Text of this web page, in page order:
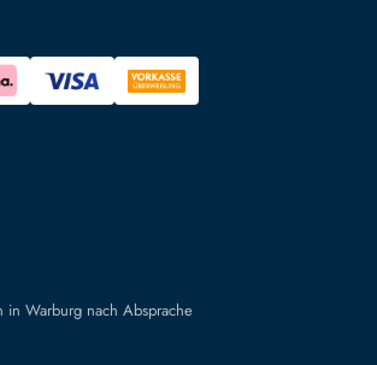
Warburg nach Absprache